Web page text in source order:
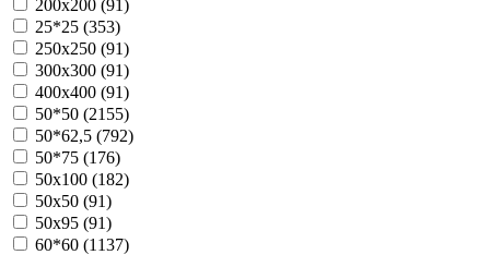
200х200 (91)
25*25 (353)
250х250 (91)
300х300 (91)
400х400 (91)
50*50 (2155)
50*62,5 (792)
50*75 (176)
50х100 (182)
50х50 (91)
50х95 (91)
60*60 (1137)